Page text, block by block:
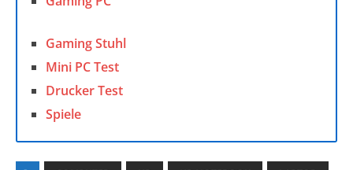
Gaming Stuhl
Mini PC Test
Drucker Test
Spiele